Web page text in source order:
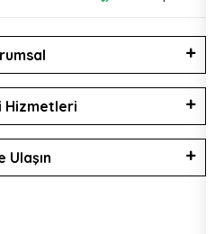
Hizmetleri
Ulaşın